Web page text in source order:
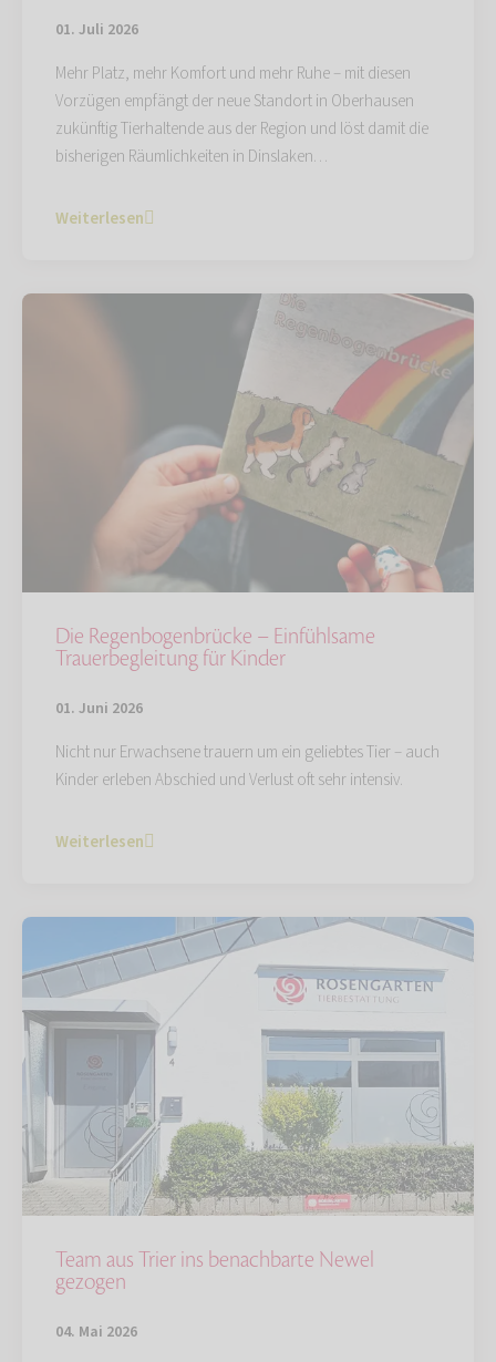
01. Juli 2026
Mehr Platz, mehr Komfort und mehr Ruhe – mit diesen
Vorzügen empfängt der neue Standort in Oberhausen
zukünftig Tierhaltende aus der Region und löst damit die
bisherigen Räumlichkeiten in Dinslaken…
Weiterlesen
Die Regenbogenbrücke – Einfühlsame
Trauerbegleitung für Kinder
01. Juni 2026
Nicht nur Erwachsene trauern um ein geliebtes Tier – auch
Kinder erleben Abschied und Verlust oft sehr intensiv.
Weiterlesen
Team aus Trier ins benachbarte Newel
gezogen
04. Mai 2026